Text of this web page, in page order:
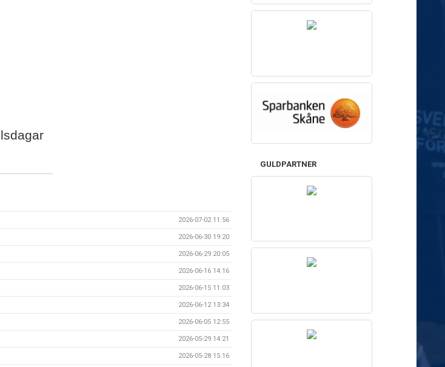
2026-07-02 11:56
2026-06-30 19:20
2026-06-29 20:05
2026-06-16 14:16
2026-06-15 11:03
2026-06-12 13:34
2026-06-05 12:55
2026-05-29 14:21
2026-05-28 15:16
GULDPARTNER